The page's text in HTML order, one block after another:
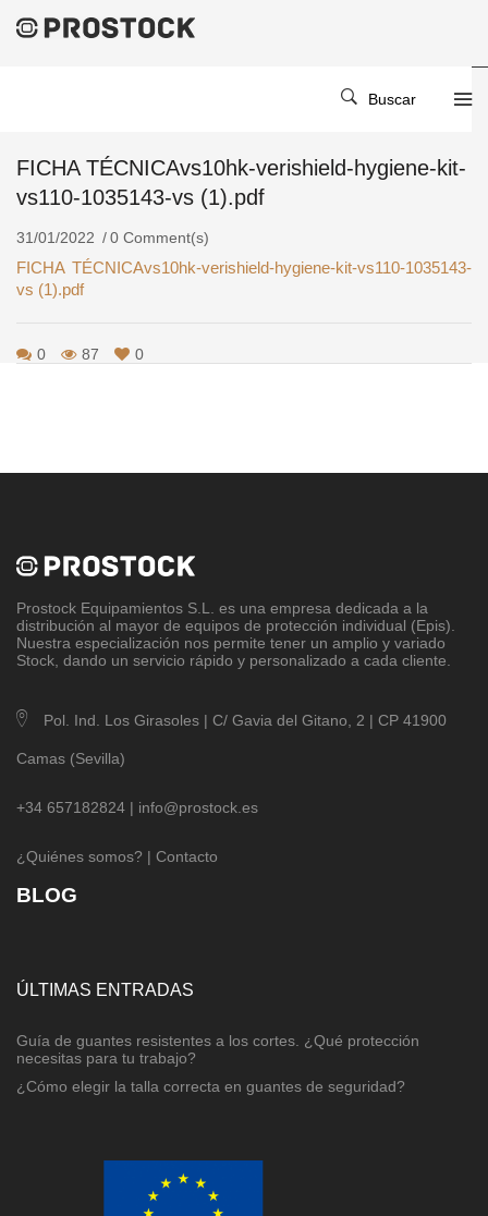
Buscar
FICHA TÉCNICAvs10hk-Verishield-Hygiene-Kit-Vs110-1035143-
FICHA TÉCNICAvs10hk-verishield-hygiene-kit-
vs110-1035143-vs (1).pdf
31/01/2022 0 Comment(s)
FICHA TÉCNICAvs10hk-verishield-hygiene-kit-vs110-1035143-
vs (1).pdf
0 87 0
Prostock Equipamientos S.L
. es una empresa dedicada a la
distribución al mayor de equipos de protección individual (Epis).
Nuestra especialización nos permite tener un amplio y variado
Stock, dando un servicio rápido y personalizado a cada cliente.
Pol. Ind. Los Girasoles | C/ Gavia del Gitano, 2 | CP 41900
Camas (Sevilla)
+34 657182824 | info@prostock.es
¿Quiénes somos? | Contacto
BLOG
ÚLTIMAS ENTRADAS
Guía de guantes resistentes a los cortes. ¿Qué protección
necesitas para tu trabajo?
¿Cómo elegir la talla correcta en guantes de seguridad?